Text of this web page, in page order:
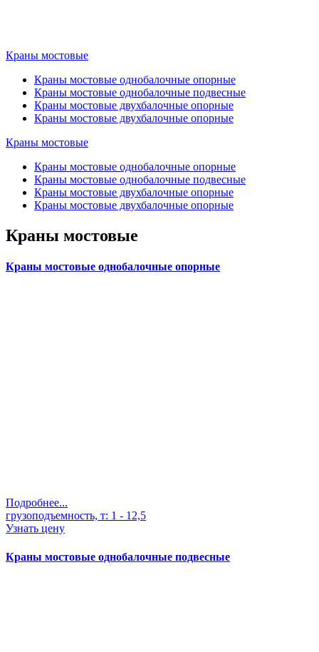
Краны мостовые
Краны мостовые однобалочные опорные
Краны мостовые однобалочные подвесные
Краны мостовые двухбалочные опорные
Краны мостовые двухбалочные опорные
Краны мостовые
Краны мостовые однобалочные опорные
Краны мостовые однобалочные подвесные
Краны мостовые двухбалочные опорные
Краны мостовые двухбалочные опорные
Краны мостовые
Краны мостовые однобалочные опорные
Подробнее...
грузоподъемность, т: 1 - 12,5
Узнать цену
Краны мостовые однобалочные подвесные